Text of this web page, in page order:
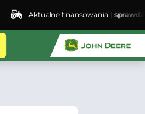
Aktualne finansowania |sprawdź